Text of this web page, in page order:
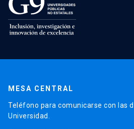
MESA CENTRAL
Teléfono para comunicarse con las
Universidad.